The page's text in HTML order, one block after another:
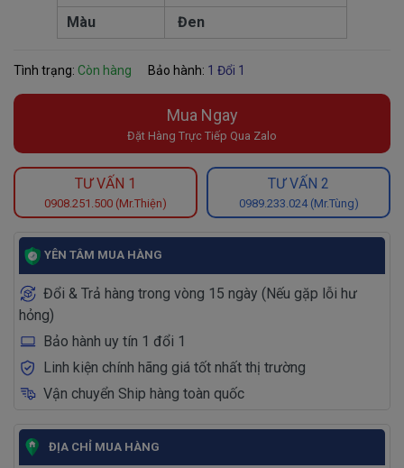
Màu
Đen
Tình trạng: Còn hàng Bảo hành: 1 Đổi 1
Mua Ngay
Đặt Hàng Trực Tiếp Qua Zalo
TƯ VẤN 1
0908.251.500 (Mr.Thiện)
TƯ VẤN 2
0989.233.024 (Mr.Tùng)
YÊN TÂM MUA HÀNG
Đổi & Trả hàng trong vòng 15 ngày (Nếu gặp lỗi hư
hỏng)
Bảo hành uy tín 1 đổi 1
Linh kiện chính hãng giá tốt nhất thị trường
Vận chuyển Ship hàng toàn quốc
ĐỊA CHỈ MUA HÀNG